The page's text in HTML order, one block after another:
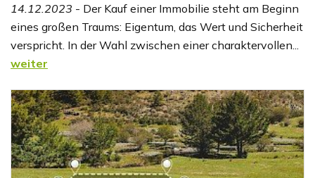
14.12.2023 - Der Kauf einer Immobilie steht am Beginn
eines großen Traums: Eigentum, das Wert und Sicherheit
verspricht. In der Wahl zwischen einer charaktervollen...
weiter